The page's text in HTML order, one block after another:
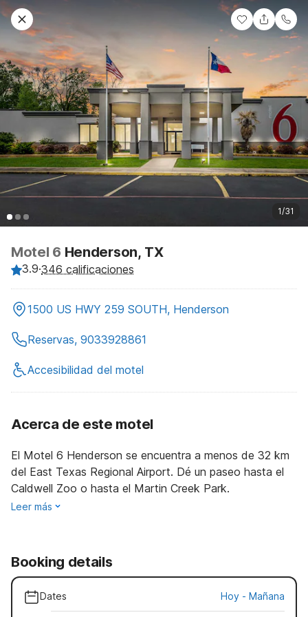
1/31
Motel 6 Henderson, TX
3.9·346 calificaciones
1500 US HWY 259 SOUTH, Henderson
Reservas, 9033928861
Accesibilidad del motel
Acerca de este motel
El Motel 6 Henderson se encuentra a menos de 32 km
del East Texas Regional Airport. Dé un paseo hasta el
Caldwell Zoo o hasta el Martin Creek Park.
Leer más
Booking details
Dates Hoy - Mañana